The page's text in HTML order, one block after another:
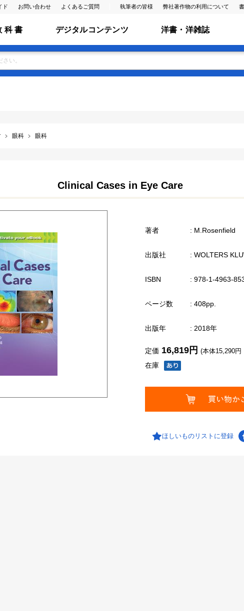
ド お問い合わせ よくあるご質問 執筆者の皆様 弊社著作物の利用について
科 書 デジタルコンテンツ 洋書・洋雑誌
眼科 眼科
Clinical Cases in Eye Care
著者 : M.Rosenfield
出版社 : WOLTERS
ISBN : 978-1-4963-
ページ数 : 408pp.
出版年 : 2018年
在庫
定価 16,819円 (本体15,290円
ほしいものリストに登録